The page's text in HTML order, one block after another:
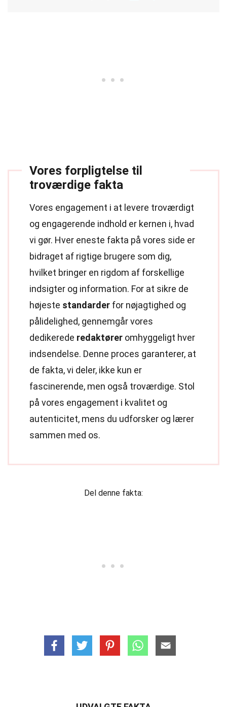
Vores forpligtelse til
troværdige fakta
Vores engagement i at levere troværdigt
og engagerende indhold er kernen i, hvad
vi gør. Hver eneste fakta på vores side er
bidraget af rigtige brugere som dig,
hvilket bringer en rigdom af forskellige
indsigter og information. For at sikre de
højeste standarder for nøjagtighed og
pålidelighed, gennemgår vores
dedikerede redaktører omhyggeligt hver
indsendelse. Denne proces garanterer, at
de fakta, vi deler, ikke kun er
fascinerende, men også troværdige. Stol
på vores engagement i kvalitet og
autenticitet, mens du udforsker og lærer
sammen med os.
Del denne fakta: